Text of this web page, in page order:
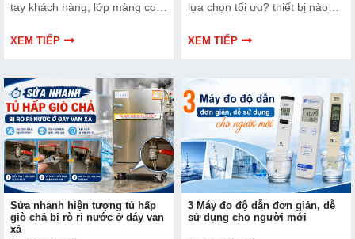
tay khách hàng, lớp màng co
trò bảo quản khỏi ẩm mốc, bụi
cách chọn máy co màng phù
hợp cho hộp cà phê để có lựa
chọn tốt hơn nhé!
XEM TIẾP
lựa chọn tối ưu? thiết bị nào
mục tiêu kinh doanh của bạn?
hiệu quả vận hành của hai
dòng máy này.
XEM TIẾP
Sửa nhanh hiện tượng tủ hấp
giò chả bị rò rỉ nước ở đáy van
xả
3 Máy đo độ dẫn đơn giản, dễ
sử dụng cho người mới